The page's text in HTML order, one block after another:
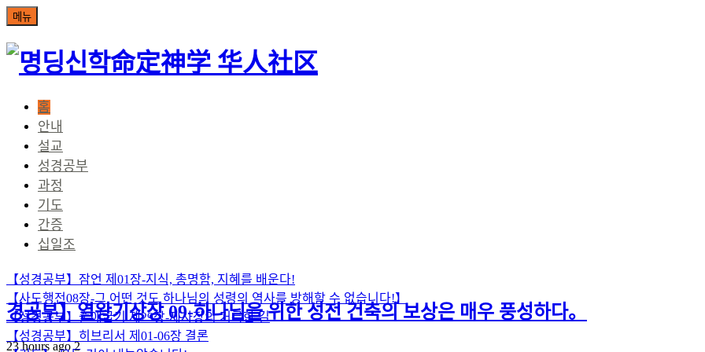
命定神学 华人社区
홈
안내
설교
성경공부
과정
기도
간증
십일조
【성경공부】잠언 제01장-지식, 총명함, 지혜를 배운다!
【사도행전08장-그 어떤 것도 하나님의 성령의 역사를 방해할 수 없습니다!】
【성경공부】출애굽기 제29장-제사장의 거룩한 길
【성경공부】히브리서 제01-06장 결론
경공부】열왕기상장 09-하나님을 위한 성전 건축의 보상은 매우 풍성하다。
23 hours ago2